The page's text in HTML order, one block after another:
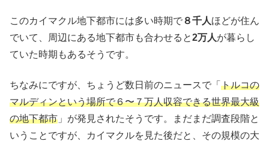
このカイマクル地下都市には多い時期で８千人ほどが住ん
でいて、周辺にある地下都市も合わせると2万人が暮らし
ていた時期もあるそうです。
ちなみにですが、ちょうど数日前のニュースで「 トルコの
マルディンという場所で６〜７万人収容できる世界最大級
の地下都市 」が発見されたそうです。まだまだ調査段階と
いうことですが、カイマクルを見た後だと、その規模の大